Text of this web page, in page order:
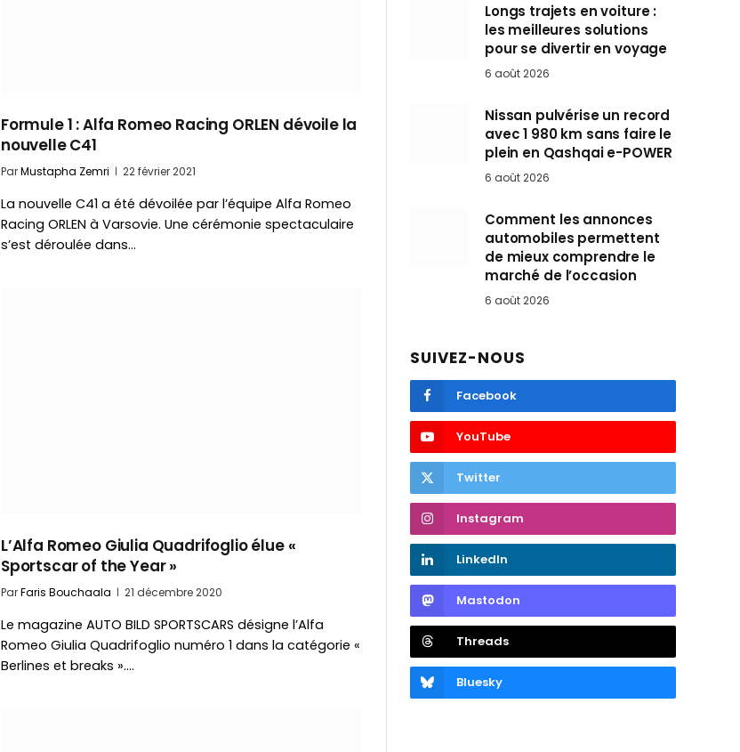
Formule 1 : Alfa Romeo Racing ORLEN dévoile la
nouvelle C41
ParMustapha Zemri 22 février 2021
La nouvelle C41 a été dévoilée par l’équipe Alfa Romeo
Racing ORLEN à Varsovie. Une cérémonie spectaculaire
s’est déroulée dans…
L’Alfa Romeo Giulia Quadrifoglio élue «
Sportscar of the Year »
ParFaris Bouchaala 21 décembre 2020
Le magazine AUTO BILD SPORTSCARS désigne l’Alfa
Romeo Giulia Quadrifoglio numéro 1 dans la catégorie «
Berlines et breaks ».…
Longs trajets en voiture :
les meilleures solutions
pour se divertir en voyage
6 août 2026
Nissan pulvérise un record
avec 1 980 km sans faire le
plein en Qashqai e-POWER
6 août 2026
Comment les annonces
automobiles permettent
de mieux comprendre le
marché de l’occasion
6 août 2026
SUIVEZ-NOUS
Facebook
YouTube
Twitter
Instagram
LinkedIn
Mastodon
Threads
Bluesky